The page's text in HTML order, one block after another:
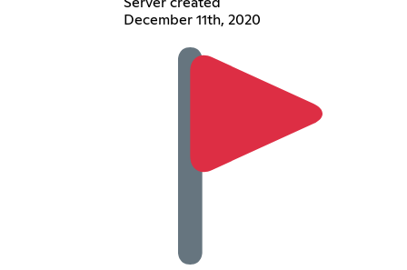
December 11th, 2020